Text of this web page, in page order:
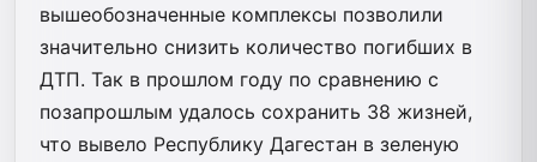
вышеобозначенные комплексы позволили
значительно снизить количество погибших в
ДТП. Так в прошлом году по сравнению с
позапрошлым удалось сохранить 38 жизней,
что вывело Республику Дагестан в зеленую